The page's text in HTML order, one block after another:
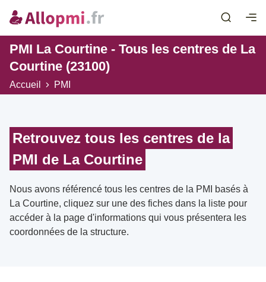
PMI La Courtine - Tous les centres de La
Courtine (23100)
Accueil PMI
Retrouvez tous les centres de la
PMI de La Courtine
Nous avons référencé tous les centres de la PMI basés à
La Courtine, cliquez sur une des fiches dans la liste pour
accéder à la page d'informations qui vous présentera les
coordonnées de la structure.